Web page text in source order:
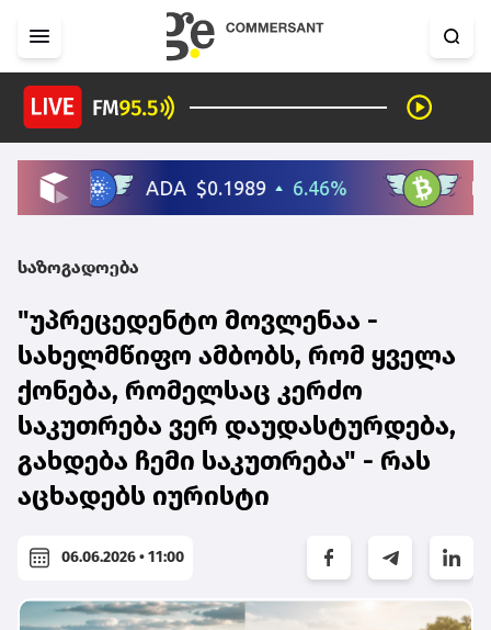
საზოგადოება
"უპრეცედენტო მოვლენაა -
სახელმწიფო ამბობს, რომ ყველა
ქონება, რომელსაც კერძო
საკუთრება ვერ დაუდასტურდება,
გახდება ჩემი საკუთრება" - რას
აცხადებს იურისტი
06.06.2026 • 11:00